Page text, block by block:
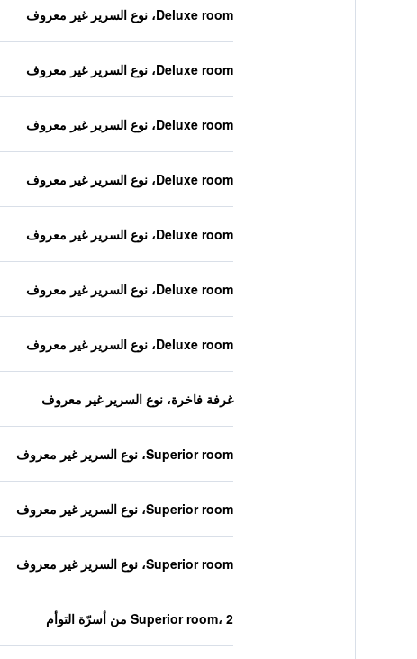
Deluxe room، نوع السرير غير معروف
Deluxe room، نوع السرير غير معروف
Deluxe room، نوع السرير غير معروف
Deluxe room، نوع السرير غير معروف
Deluxe room، نوع السرير غير معروف
Deluxe room، نوع السرير غير معروف
Deluxe room، نوع السرير غير معروف
غرفة فاخرة، نوع السرير غير معروف
Superior room، نوع السرير غير معروف
Superior room، نوع السرير غير معروف
Superior room، نوع السرير غير معروف
Superior room، 2 من أسرّة التوأم